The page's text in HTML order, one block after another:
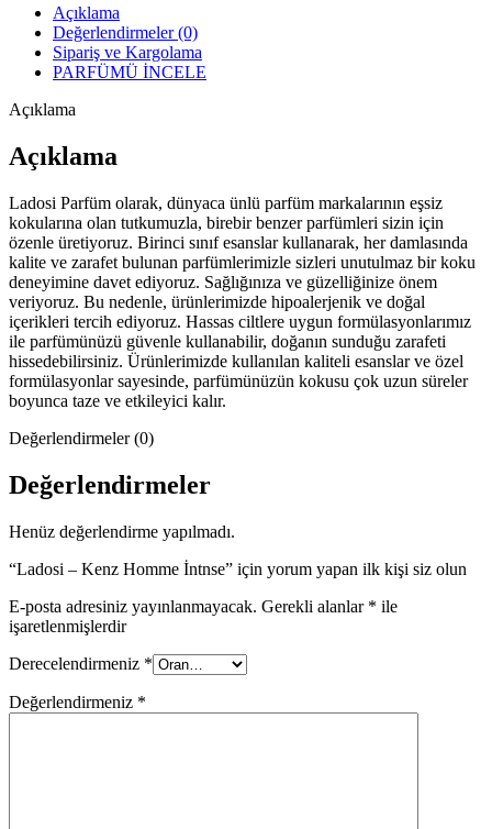
Açıklama
Değerlendirmeler (0)
Sipariş ve Kargolama
PARFÜMÜ İNCELE
Açıklama
Açıklama
Ladosi Parfüm olarak, dünyaca ünlü parfüm markalarının eşsiz
kokularına olan tutkumuzla, birebir benzer parfümleri sizin için
özenle üretiyoruz. Birinci sınıf esanslar kullanarak, her damlasında
kalite ve zarafet bulunan parfümlerimizle sizleri unutulmaz bir koku
deneyimine davet ediyoruz. Sağlığınıza ve güzelliğinize önem
veriyoruz. Bu nedenle, ürünlerimizde hipoalerjenik ve doğal
içerikleri tercih ediyoruz. Hassas ciltlere uygun formülasyonlarımız
ile parfümünüzü güvenle kullanabilir, doğanın sunduğu zarafeti
hissedebilirsiniz. Ürünlerimizde kullanılan kaliteli esanslar ve özel
formülasyonlar sayesinde, parfümünüzün kokusu çok uzun süreler
boyunca taze ve etkileyici kalır.
Değerlendirmeler (0)
Değerlendirmeler
Henüz değerlendirme yapılmadı.
“Ladosi – Kenz Homme İntnse” için yorum yapan ilk kişi siz olun
E-posta adresiniz yayınlanmayacak. Gerekli alanlar * ile
işaretlenmişlerdir
Derecelendirmeniz *
Değerlendirmeniz *